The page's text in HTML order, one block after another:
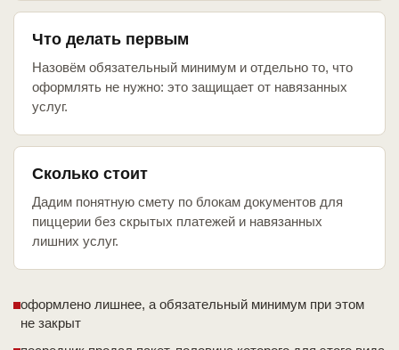
Что делать первым
Назовём обязательный минимум и отдельно то, что
оформлять не нужно: это защищает от навязанных
услуг.
Сколько стоит
Дадим понятную смету по блокам документов для
пиццерии без скрытых платежей и навязанных
лишних услуг.
оформлено лишнее, а обязательный минимум при этом
не закрыт